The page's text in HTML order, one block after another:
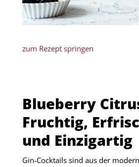
zum Rezept springen
Blueberry
Fruchtig,
und Einzigartig
Gin-Cocktails sind aus der